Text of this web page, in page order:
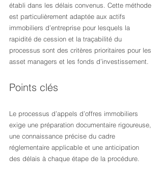
établi dans les délais convenus. Cette méthode
est particulièrement adaptée aux actifs
immobiliers d’entreprise pour lesquels la
rapidité de cession et la traçabilité du
processus sont des critères prioritaires pour les
asset managers et les fonds d’investissement.
Points clés
Le processus d’appels d’offres immobiliers
exige une préparation documentaire rigoureuse,
une connaissance précise du cadre
réglementaire applicable et une anticipation
des délais à chaque étape de la procédure.